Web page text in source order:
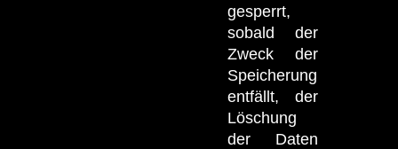
gesperrt,
sobald der
Zweck der
Speicherung
entfällt, der
Löschung
der Daten